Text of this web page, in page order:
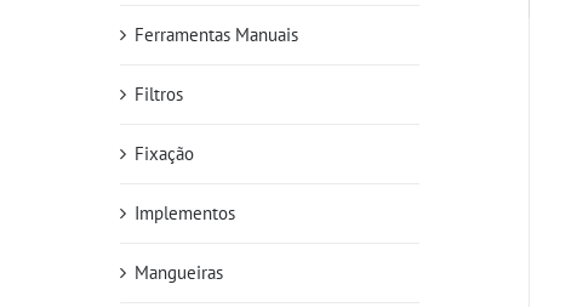
Ferramentas Manuais
Filtros
Fixação
Implementos
Mangueiras